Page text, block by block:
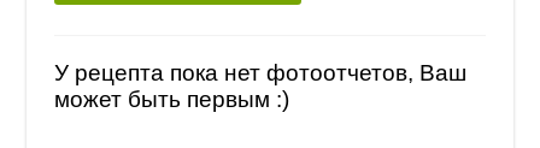
У рецепта пока нет фотоотчетов, Ваш
может быть первым :)